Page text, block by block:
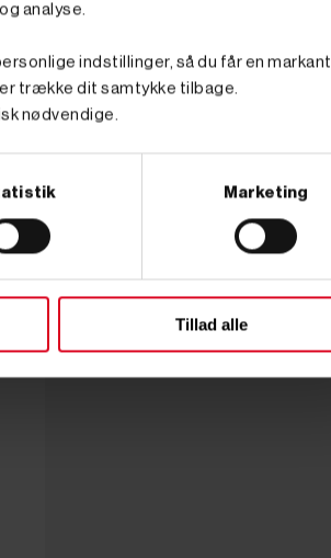
analyse.
indstillinger, så du får en markant
trække dit samtykke tilbage.
nødvendige.
Marketing
Tillad alle